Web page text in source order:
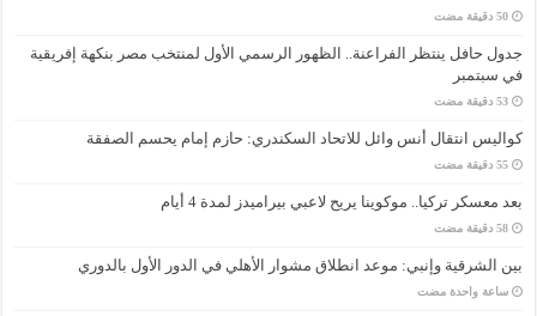
‏50 دقيقة مضت
جدول حافل ينتظر الفراعنة.. الظهور الرسمي الأول لمنتخب مصر بنكهة إفريقية
في سبتمبر
‏53 دقيقة مضت
كواليس انتقال أنس وائل للاتحاد السكندري: حازم إمام يحسم الصفقة
‏55 دقيقة مضت
بعد معسكر تركيا.. موكوينا يريح لاعبي بيراميدز لمدة 4 أيام
‏58 دقيقة مضت
بين الشرقية وإنبي: موعد انطلاق مشوار الأهلي في الدور الأول بالدوري
‏ساعة واحدة مضت